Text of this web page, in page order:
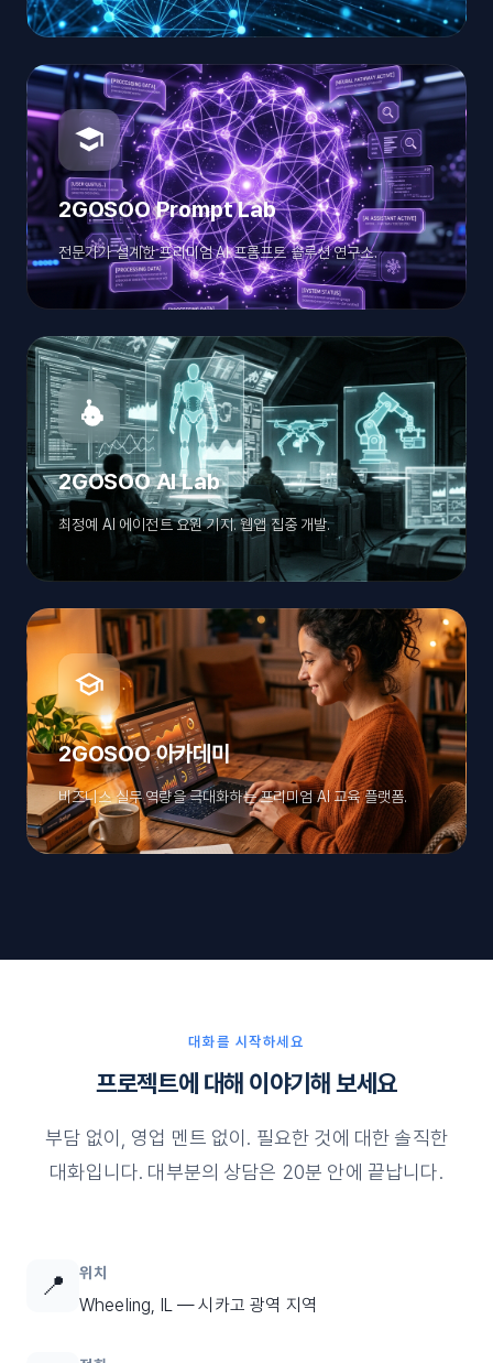
2GOSOO Prompt Lab
전문가가 설계한 프리미엄 AI 프롬프트 솔루션 연구소.
2GOSOO AI Lab
최정예 AI 에이전트 요원 기지. 웹앱 집중 개발.
2GOSOO 아카데미
비즈니스 실무 역량을 극대화하는 프리미엄 AI 교육 플랫폼.
대화를 시작하세요
프로젝트에 대해 이야기해 보세요
부담 없이, 영업 멘트 없이. 필요한 것에 대한 솔직한
대화입니다. 대부분의 상담은 20분 안에 끝납니다.
📍 위치
Wheeling, IL — 시카고 광역 지역